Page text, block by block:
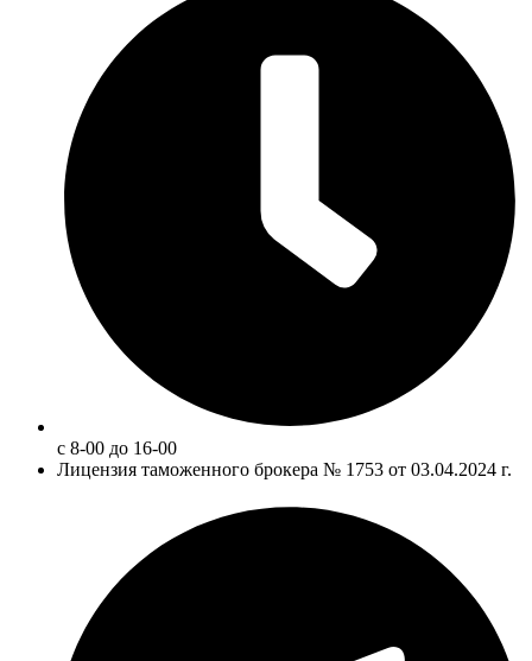
с 8-00 до 16-00
Лицензия таможенного брокера № 1753 от 03.04.2024 г.